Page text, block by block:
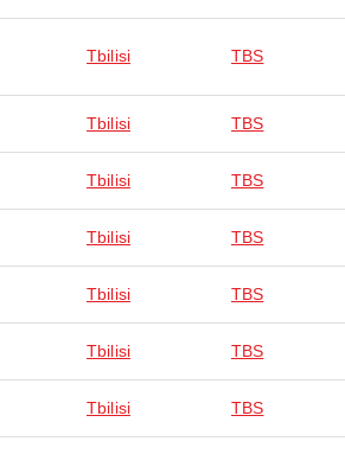
Tbilisi TBS
Tbilisi TBS
Tbilisi TBS
Tbilisi TBS
Tbilisi TBS
Tbilisi TBS
Tbilisi TBS